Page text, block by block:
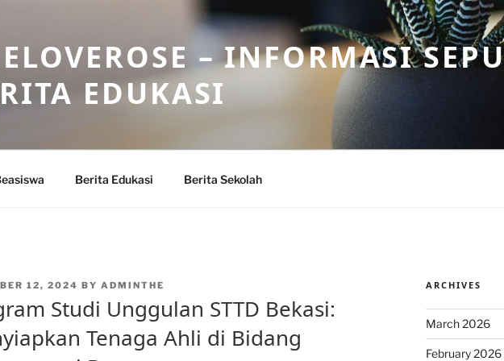
– INFORMASI
EDUKASI
Berita Edukasi Berita Sekolah
12, 2024 BY ADMINTHE
Studi Unggulan STTD Bekasi:
Tenaga Ahli di Bidang
ARCHIVES
March 2026
February 2026